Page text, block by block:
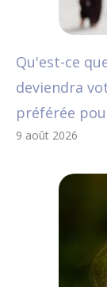
Qu'est-ce
deviendra
préférée
9 août 2026